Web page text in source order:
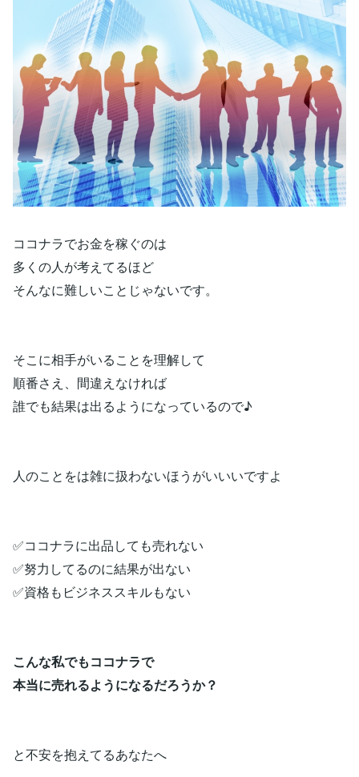
ココナラでお金を稼ぐのは
多くの人が考えてるほど
そんなに難しいことじゃないです。
そこに相手がいることを理解して
順番さえ、間違えなければ
誰でも結果は出るようになっているので♪
人のことをは雑に扱わないほうがいいいですよ
✅ココナラに出品しても売れない
✅努力してるのに結果が出ない
✅資格もビジネススキルもない
こんな私でもココナラで
本当に売れるようになるだろうか？
と不安を抱えてるあなたへ